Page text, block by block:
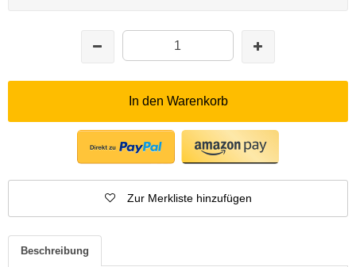
In den Warenkorb
Zur Merkliste hinzufügen
Beschreibung